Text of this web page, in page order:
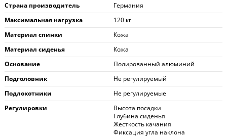
Страна производитель
Германия
Максимальная нагрузка
120 кг
Материал спинки
Кожа
Материал сиденья
Кожа
Основание
Полированный алюминий
Подголовник
Не регулируемый
Подлокотники
Не регулируемые
Регулировки
Высота посадки
Глубина сиденья
Жесткость качания
Фиксация угла наклона